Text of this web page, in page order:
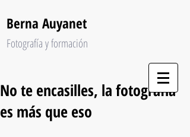
Berna Auyanet
Fotografía y formación
No te encasilles, la fotografía
es más que eso